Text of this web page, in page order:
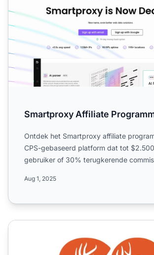
Smartproxy Affiliate
Ontdek het Smartproxy affiliate
CPS-gebaseerd platform dat tot
gebruiker of 30% terugkerende
Aug 1, 2025
Het Sportsman's Guide Affiliate